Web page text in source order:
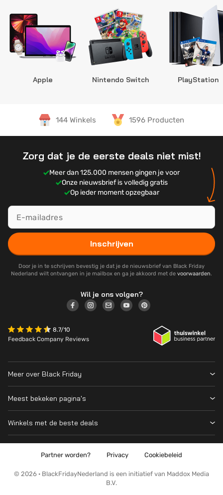
Apple Nintendo Switch PlayStation
144 Winkels 1596 Producten
Zorg dat je de eerste deals niet mist!
Meer dan 125.000 mensen gingen je voor
Onze nieuwsbrief is volledig gratis
Op ieder moment opzegbaar
Inschrijven
Door je in te schrijven bevestig je dat je de nieuwsbrief van Black Friday
Nederland wilt ontvangen in je mailbox en ga je akkoord met de voorwaarden.
Wil je ons volgen?
8.7/10
Feedback Company Reviews
Meer over Black Friday
Wanneer is Black Friday?
Cyber Monday 2026
Over ons
Kennis en advies
Meest bekeken pagina's
Prijsvergelijker
PS5
Winkels met de beste deals
© 2026 · BlackFridayNederland is een initiatief van Maddox Media
B.V.
Partner worden? Privacy Cookiebeleid